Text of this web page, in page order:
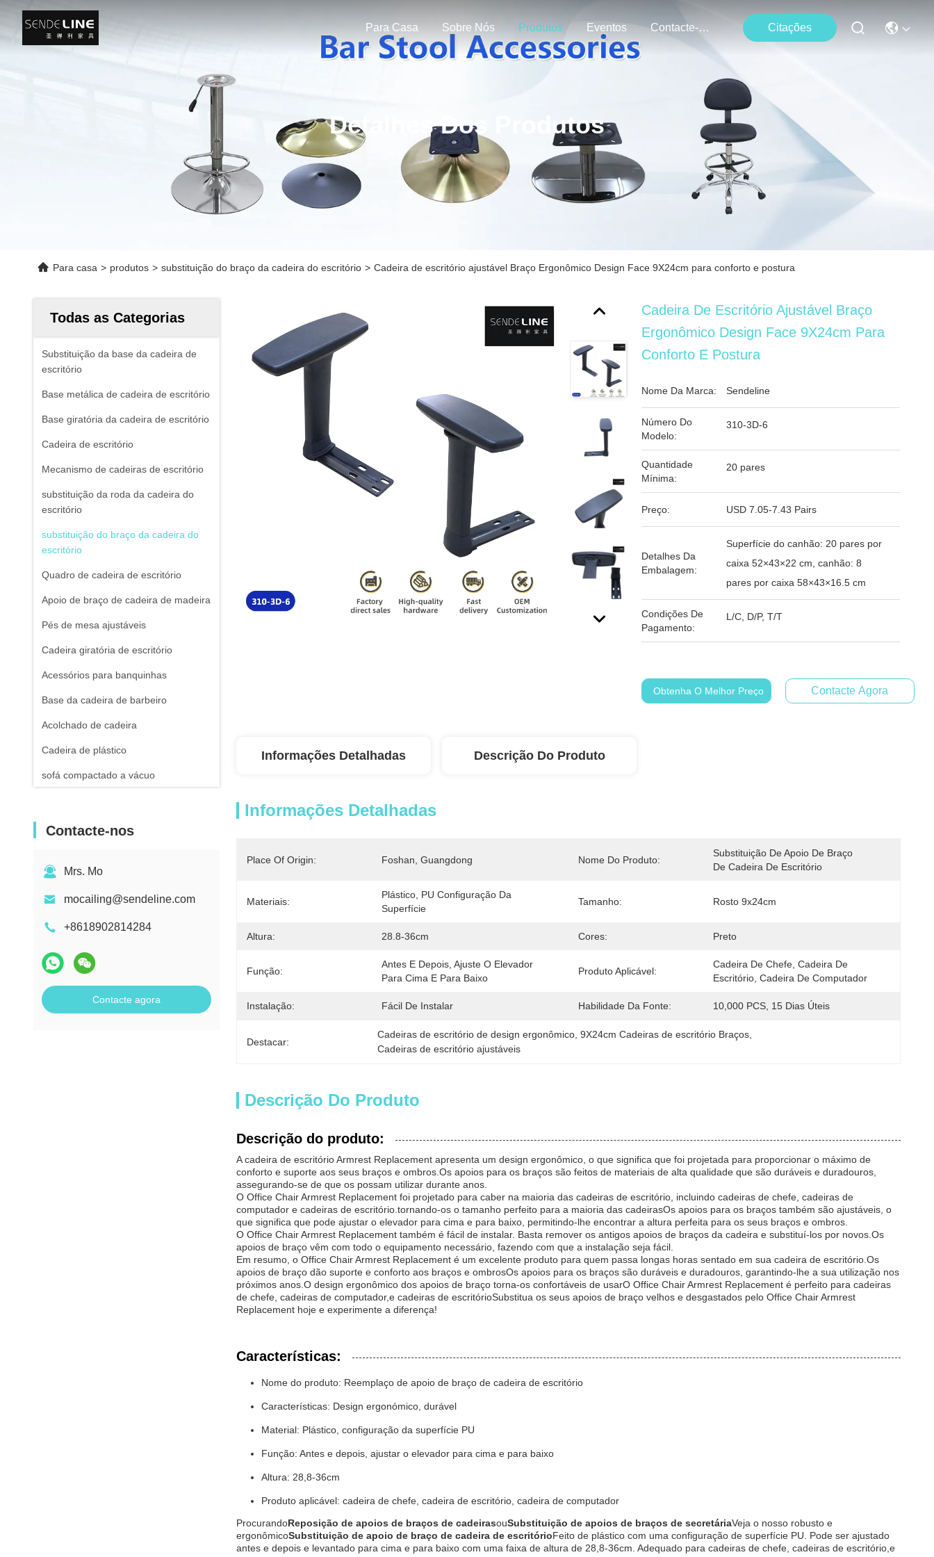
Para Casa Sobre Nós Produtos Eventos Contacte-Nos Citações
Detalhes Dos Produtos
Para casa > produtos > substituição do braço da cadeira do escritório > Cadeira de escritório ajustável Braço Ergonômico Design Face 9X24cm para conforto e postura
Todas as Categorias
Substituição da base da cadeira de
escritório
Base metálica de cadeira de escritório
Base giratória da cadeira de escritório
Cadeira de escritório
Mecanismo de cadeiras de escritório
substituição da roda da cadeira do
escritório
substituição do braço da cadeira do
escritório
Quadro de cadeira de escritório
Apoio de braço de cadeira de madeira
Pés de mesa ajustáveis
Cadeira giratória de escritório
Acessórios para banquinhas
Base da cadeira de barbeiro
Acolchado de cadeira
Cadeira de plástico
sofá compactado a vácuo
Contacte-nos
Mrs. Mo
mocailing@sendeline.com
+8618902814284
Contacte agora
Cadeira De Escritório Ajustável Braço
Ergonômico Design Face 9X24cm Para
Conforto E Postura
Nome Da Marca: Sendeline
Número Do
Modelo:
310-3D-6
Quantidade
Mínima:
20 pares
Preço: USD 7.05-7.43 Pairs
Detalhes Da
Embalagem:
Superfície do canhão: 20 pares por
caixa 52×43×22 cm, canhão: 8
pares por caixa 58×43×16.5 cm
Condições De
Pagamento:
L/C, D/P, T/T
Obtenha O Melhor Preço Contacte Agora
Informações Detalhadas Descrição Do Produto
Informações Detalhadas
Place Of Origin: Foshan, Guangdong Nome Do Produto:
Substituição De Apoio De Braço
De Cadeira De Escritório
Materiais:
Plástico, PU Configuração Da
Superfície
Tamanho: Rosto 9x24cm
Altura: 28.8-36cm Cores: Preto
Função:
Antes E Depois, Ajuste O Elevador
Para Cima E Para Baixo
Produto Aplicável:
Cadeira De Chefe, Cadeira De
Escritório, Cadeira De Computador
Instalação: Fácil De Instalar Habilidade Da Fonte: 10,000 PCS, 15 Dias Úteis
Destacar:
Cadeiras de escritório de design ergonômico , 9X24cm Cadeiras de escritório Braços
Cadeiras de escritório ajustáveis
Descrição Do Produto
Descrição do produto:
A cadeira de escritório Armrest Replacement apresenta um design ergonômico, o que significa que foi projetada para proporcionar o máximo de
conforto e suporte aos seus braços e ombros.Os apoios para os braços são feitos de materiais de alta qualidade que são duráveis e duradouros,
assegurando-se de que os possam utilizar durante anos.
O Office Chair Armrest Replacement foi projetado para caber na maioria das cadeiras de escritório, incluindo cadeiras de chefe, cadeiras de
computador e cadeiras de escritório.tornando-os o tamanho perfeito para a maioria das cadeirasOs apoios para os braços também são ajustáveis, o
que significa que pode ajustar o elevador para cima e para baixo, permitindo-lhe encontrar a altura perfeita para os seus braços e ombros.
O Office Chair Armrest Replacement também é fácil de instalar. Basta remover os antigos apoios de braços da cadeira e substituí-los por novos.Os
apoios de braço vêm com todo o equipamento necessário, fazendo com que a instalação seja fácil.
Em resumo, o Office Chair Armrest Replacement é um excelente produto para quem passa longas horas sentado em sua cadeira de escritório.Os
apoios de braço dão suporte e conforto aos braços e ombrosOs apoios para os braços são duráveis e duradouros, garantindo-lhe a sua utilização nos
próximos anos.O design ergonômico dos apoios de braço torna-os confortáveis de usarO Office Chair Armrest Replacement é perfeito para cadeiras
de chefe, cadeiras de computador,e cadeiras de escritórioSubstitua os seus apoios de braço velhos e desgastados pelo Office Chair Armrest
Replacement hoje e experimente a diferença!
Características:
Nome do produto: Reemplaço de apoio de braço de cadeira de escritório
Características: Design ergonómico, durável
Material: Plástico, configuração da superfície PU
Função: Antes e depois, ajustar o elevador para cima e para baixo
Altura: 28,8-36cm
Produto aplicável: cadeira de chefe, cadeira de escritório, cadeira de computador
ProcurandoReposição de apoios de braços de cadeirasouSubstituição de apoios de braços de secretáriaVeja o nosso robusto e
ergonômicoSubstituição de apoio de braço de cadeira de escritórioFeito de plástico com uma configuração de superfície PU. Pode ser ajustado
antes e depois e levantado para cima e para baixo com uma faixa de altura de 28,8-36cm. Adequado para cadeiras de chefe, cadeiras de escritório,e